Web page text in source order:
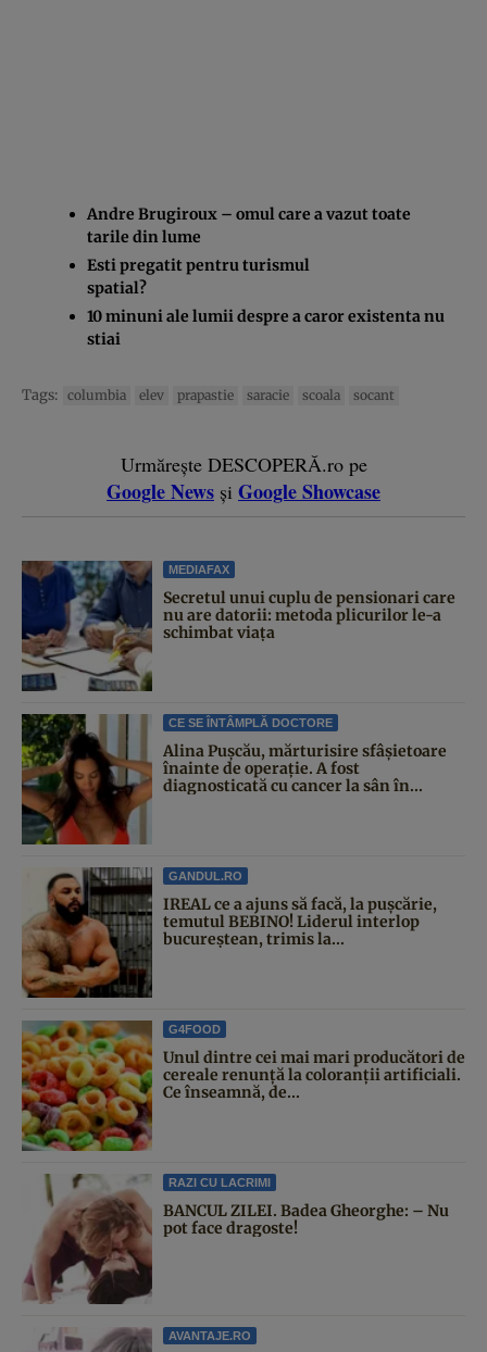
Andre Brugiroux – omul care a vazut toate
tarile din lume
Esti pregatit pentru turismul
spatial?
10 minuni ale lumii despre a caror existenta nu
stiai
Tags: columbia elev prapastie saracie scoala socant
Urmărește DESCOPERĂ.ro pe
Google News și Google Showcase
MEDIAFAX
Secretul unui cuplu de pensionari care
nu are datorii: metoda plicurilor le-a
schimbat viața
CE SE ÎNTÂMPLĂ DOCTORE
Alina Pușcău, mărturisire sfâșietoare
înainte de operație. A fost
diagnosticată cu cancer la sân în...
GANDUL.RO
IREAL ce a ajuns să facă, la pușcărie,
temutul BEBINO! Liderul interlop
bucureștean, trimis la...
G4FOOD
Unul dintre cei mai mari producători de
cereale renunță la coloranții artificiali.
Ce înseamnă, de...
RAZI CU LACRIMI
BANCUL ZILEI. Badea Gheorghe: – Nu
pot face dragoste!
AVANTAJE.RO